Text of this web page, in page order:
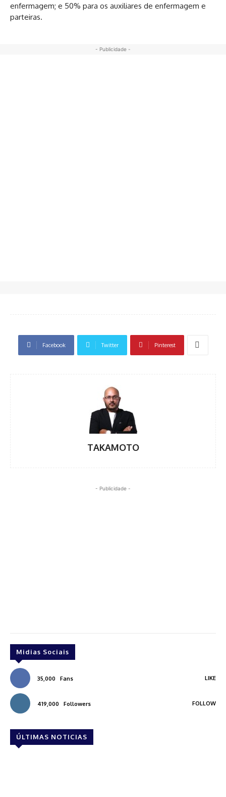
enfermagem; e 50% para os auxiliares de enfermagem e
parteiras.
- Publicidade -
Facebook Twitter Pinterest
TAKAMOTO
- Publicidade -
Midias Sociais
35,000 Fans LIKE
419,000 Followers FOLLOW
ÚLTIMAS NOTICIAS